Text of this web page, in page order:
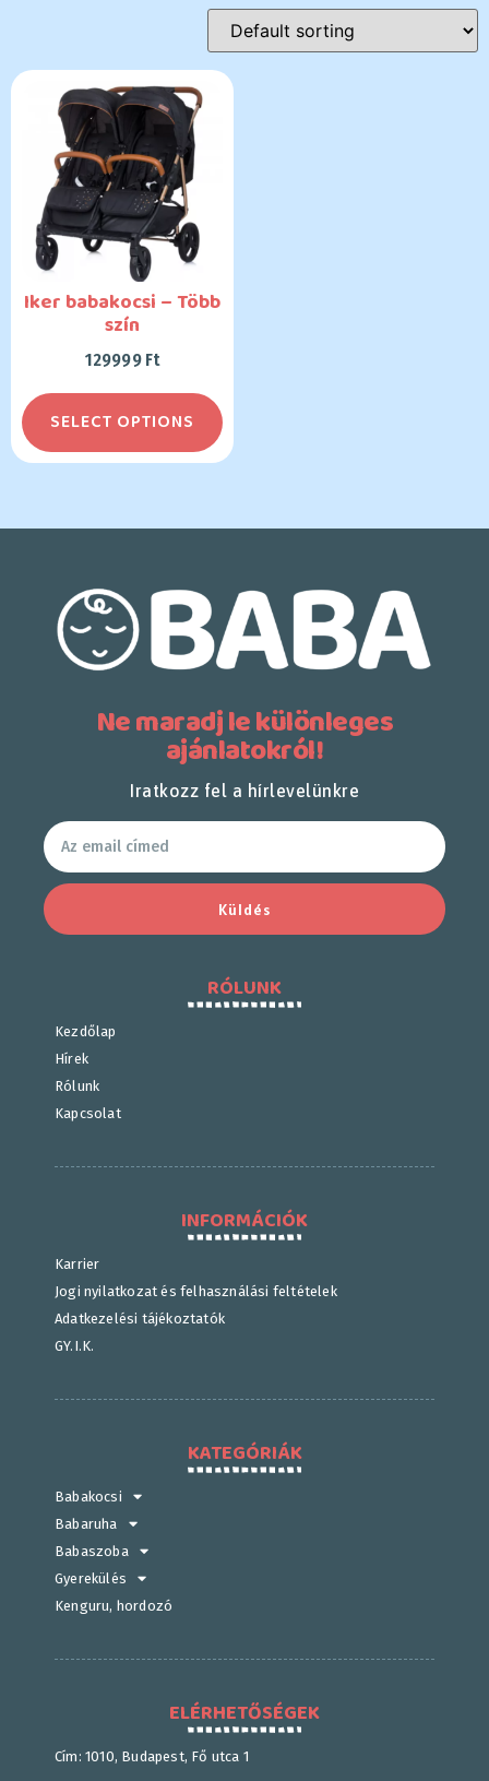
Iker babakocsi – Több
szín
129999 Ft
SELECT OPTIONS
Ne maradj le különleges
ajánlatokról!
Iratkozz fel a hírlevelünkre
Küldés
RÓLUNK
Kezdőlap
Hírek
Rólunk
Kapcsolat
INFORMÁCIÓK
Karrier
Jogi nyilatkozat és felhasználási feltételek
Adatkezelési tájékoztatók
GY.I.K.
KATEGÓRIÁK
Babakocsi
Babaruha
Babaszoba
Gyerekülés
Kenguru, hordozó
ELÉRHETŐSÉGEK
Cím: 1010, Budapest, Fő utca 1